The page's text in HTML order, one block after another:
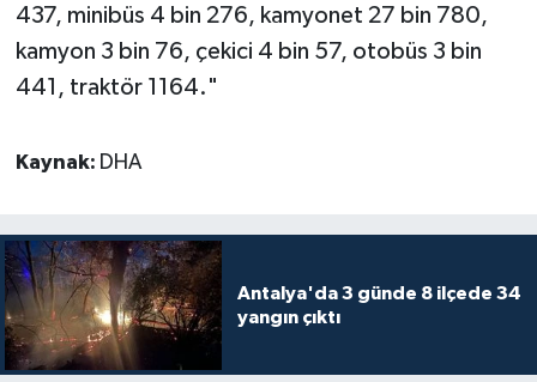
437, minibüs 4 bin 276, kamyonet 27 bin 780,
kamyon 3 bin 76, çekici 4 bin 57, otobüs 3 bin
441, traktör 1164."
Kaynak: DHA
Antalya'da 3 günde 8 ilçede 34
yangın çıktı